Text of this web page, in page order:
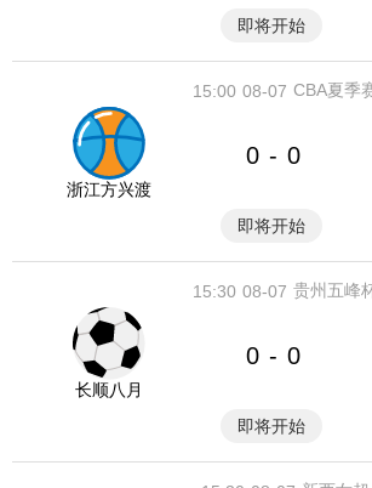
即将开始
08-07
15:00 CBA夏季
浙江方兴渡
0 - 0
即将开始
08-07
15:30 贵州五峰
长顺八月
0 - 0
即将开始